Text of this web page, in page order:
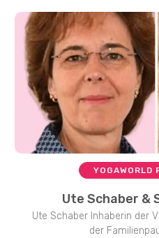
YOGAWORLD
Ute Schaber &
Ute Schaber Inhaberin der VitalOase nyima Ich lernte in
der